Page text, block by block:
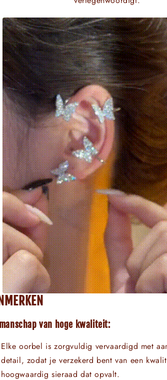
van hoge kwaliteit:
Elke oorbel is zorgvuldig vervaardigd met
detail, zodat je verzekerd bent van een
hoogwaardig sieraad dat opvalt.